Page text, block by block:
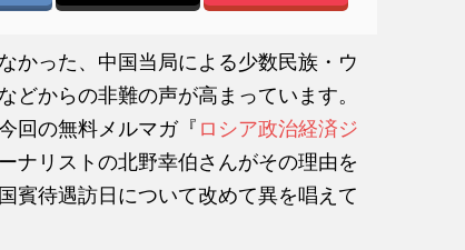
かった、中国当局による少数民族・ウ
どからの非難の声が高まっています。
回の無料メルマガ『 ロシア政治経済ジ
ナリストの北野幸伯さんがその理由を
賓待遇訪日について改めて異を唱えて